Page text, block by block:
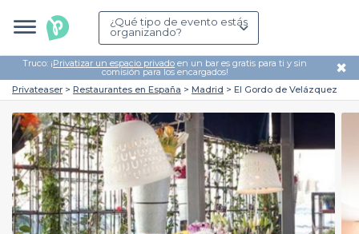
¿Qué tipo de evento estás
organizando?
Truco: ¡Privatizar un espacio privado en un bar es gratis para ti y sin
comisión para los encargados! ✖
Privateaser Restaurantes en España Madrid El Gordo de Velázquez